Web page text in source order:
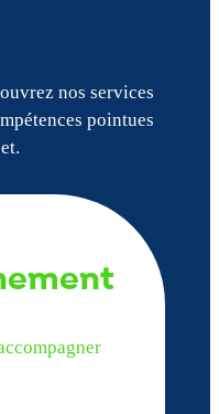
nos services
pointues